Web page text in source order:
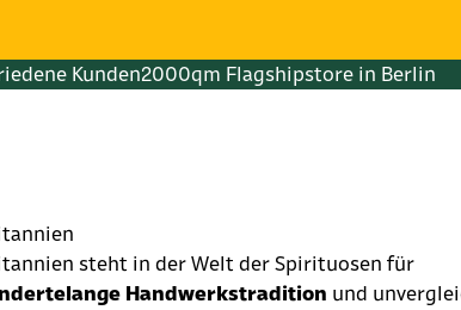
Kunden2000qm Flagshipstore in Berlin
steht in der Welt der Spirituosen für
Handwerkstradition und